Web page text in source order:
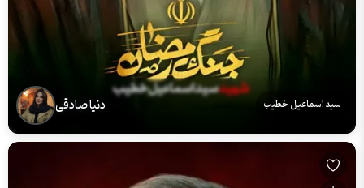
سید اسماعیل خطیب دنیا صادقی